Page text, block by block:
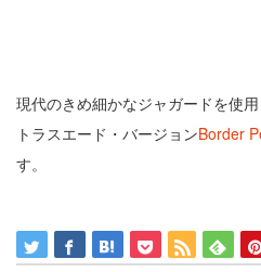
現代のきめ細かなジャガードを使
トラスエード・バージョンBorder
す。